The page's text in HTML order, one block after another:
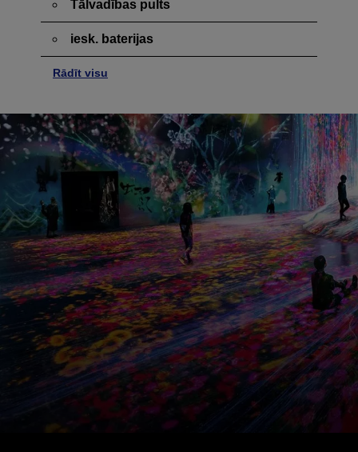
Tālvadības pults
iesk. baterijas
Rādīt visu